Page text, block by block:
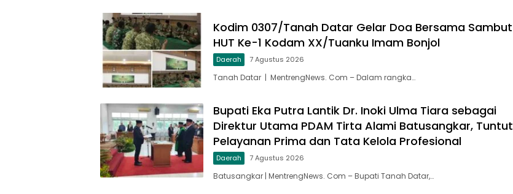
Kodim 0307/Tanah Datar Gelar Doa Bersama Sambut
HUT Ke-1 Kodam XX/Tuanku Imam Bonjol
Daerah 7 Agustus 2026
Tanah Datar | MentrengNews. Com – Dalam rangka…
Bupati Eka Putra Lantik Dr. Inoki Ulma Tiara sebagai
Direktur Utama PDAM Tirta Alami Batusangkar, Tuntut
Pelayanan Prima dan Tata Kelola Profesional
Daerah 7 Agustus 2026
Batusangkar | MentrengNews. Com – Bupati Tanah Datar,…